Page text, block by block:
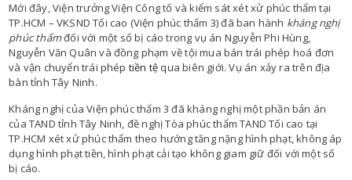
Mới đây, Viện trưởng Viện Công tố và kiểm sát xét xử phúc thẩm tại
TP.HCM – VKSND Tối cao (Viện phúc thẩm 3) đã ban hành kháng nghị
phúc thẩmđối với một số bị cáo trong vụ án Nguyễn Phi Hùng,
Nguyễn Văn Quân và đồng phạm về tội mua bán trái phép hoá đơn
và vận chuyển trái phép tiền tệ qua biên giới. Vụ án xảy ra trên địa
bàn tỉnh Tây Ninh.
Kháng nghị của Viện phúc thẩm 3 đã kháng nghị một phần bản án
của TAND tỉnh Tây Ninh, đề nghị Tòa phúc thẩm TAND Tối cao tại
TP.HCM xét xử phúc thẩm theo hướng tăng nặng hình phạt, không áp
dụng hình phạt tiền, hình phạt cải tạo không giam giữ đối với một số
bị cáo.